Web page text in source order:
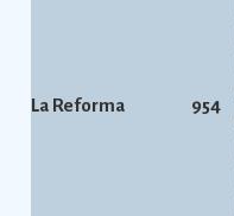
La Reforma 954